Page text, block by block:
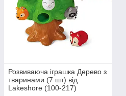
Розвиваюча іграшка Дерево з
тваринами (7 шт) від
Lakeshore (100-217)